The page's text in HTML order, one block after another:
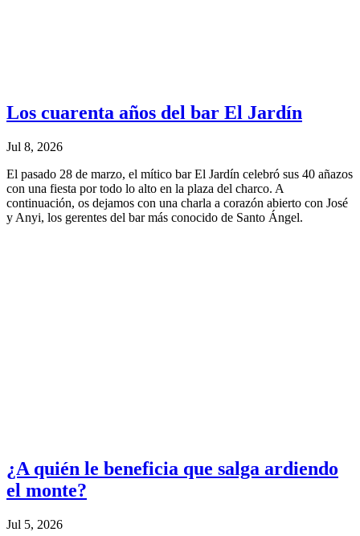
Los cuarenta años del bar El Jardín
Jul 8, 2026
El pasado 28 de marzo, el mítico bar El Jardín celebró sus 40 añazos
con una fiesta por todo lo alto en la plaza del charco. A
continuación, os dejamos con una charla a corazón abierto con José
y Anyi, los gerentes del bar más conocido de Santo Ángel.
¿A quién le beneficia que salga ardiendo
el monte?
Jul 5, 2026